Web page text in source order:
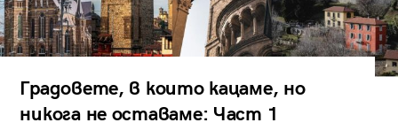
Градовете, в които кацаме, но
никога не оставаме: Част 1